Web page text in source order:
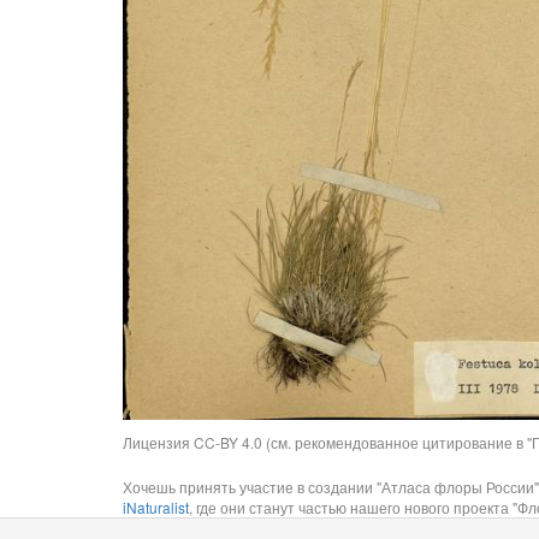
Лицензия CC-BY 4.0 (см. рекомендованное цитирование в
Хочешь принять участие в создании "Атласа флоры
iNaturalist, где они станут частью нашего нового проекта